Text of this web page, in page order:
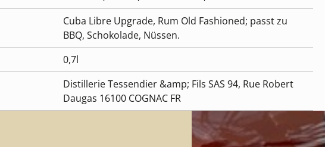
Cuba Libre Upgrade, Rum Old Fashioned; passt zu
BBQ, Schokolade, Nüssen.
0,7l
Distillerie Tessendier &amp; Fils SAS 94, Rue Robert
Daugas 16100 COGNAC FR